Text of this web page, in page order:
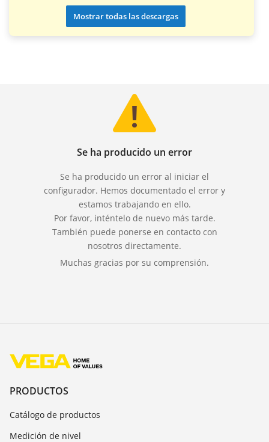
Mostrar todas las descargas
Se ha producido un error
Se ha producido un error al iniciar el
configurador. Hemos documentado el error y
estamos trabajando en ello.
Por favor, inténtelo de nuevo más tarde.
También puede ponerse en contacto con
nosotros directamente.
Muchas gracias por su comprensión.
PRODUCTOS
Catálogo de productos
Medición de nivel